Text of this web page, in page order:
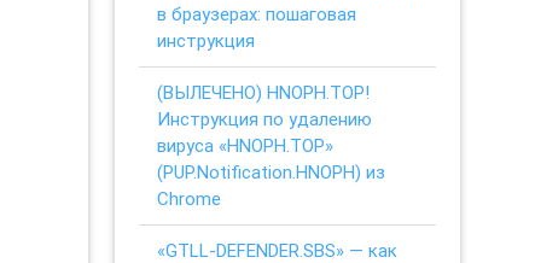
в браузерах: пошаговая
инструкция
(ВЫЛЕЧЕНО) HNOPH.TOP!
Инструкция по удалению
вируса «HNOPH.TOP»
(PUP.Notification.HNOPH) из
Chrome
«GTLL-DEFENDER.SBS» — как